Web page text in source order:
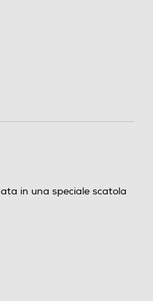
in una speciale scatola